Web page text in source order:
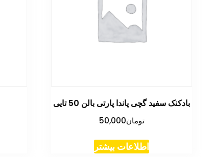
بادکنک سفید گچی پاندا پارتی بالن 50 تایی
تومان50,000
اطلاعات بیشتر